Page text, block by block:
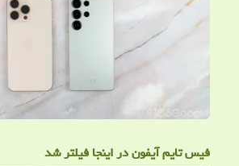
فیس تایم آیفون در اینجا فیلتر شد